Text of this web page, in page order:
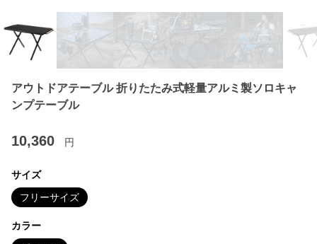
アウトドアテーブル 折りたたみ式軽量アルミ製ソロキャ
ンプテーブル
10,360 円
サイズ
フリーサイズ
カラー